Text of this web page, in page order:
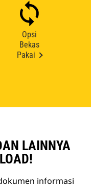
Opsi
Bekas
Pakai
LAINNYA
informasi